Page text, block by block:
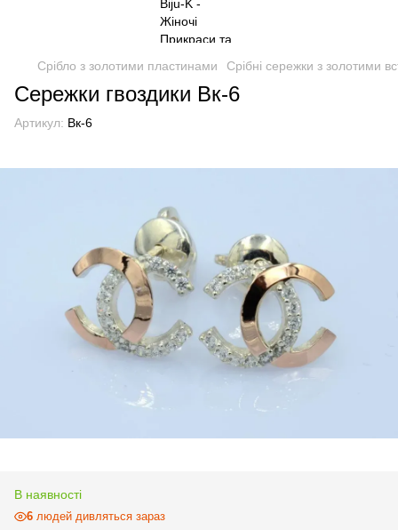
Срібло з золотими пластинами Срібні сережки з золотими
Сережки гвоздики Вк-6
Артикул: Вк-6
В наявності
6 людей дивляться зараз